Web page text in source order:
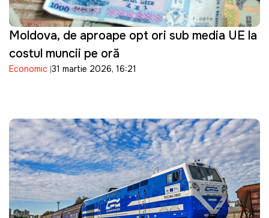
Moldova, de aproape opt ori sub media UE la
costul muncii pe oră
Economic 31 martie 2026, 16:21